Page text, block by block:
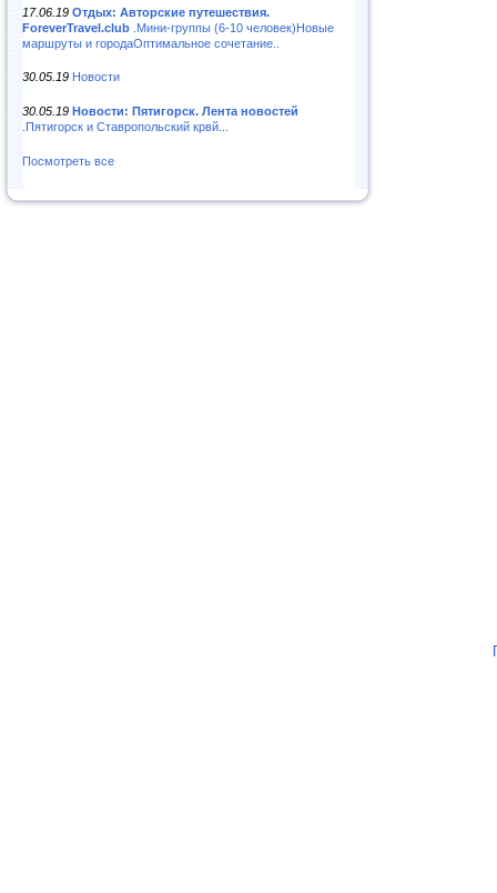
17.06.19 Отдых: Авторские путешествия.
ForeverTravel.club .Мини-группы (6-10 человек)Новые
маршруты и городаОптимальное сочетание..
30.05.19 Новости
30.05.19 Новости: Пятигорск. Лента новостей
.Пятигорск и Ставропольский крвй...
Посмотреть все